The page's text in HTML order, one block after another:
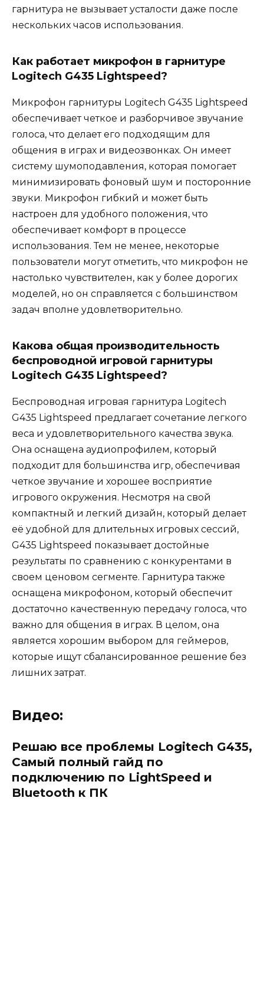
гарнитура не вызывает усталости даже после
нескольких часов использования.
Как работает микрофон в гарнитуре
Logitech G435 Lightspeed?
Микрофон гарнитуры Logitech G435 Lightspeed
обеспечивает четкое и разборчивое звучание
голоса, что делает его подходящим для
общения в играх и видеозвонках. Он имеет
систему шумоподавления, которая помогает
минимизировать фоновый шум и посторонние
звуки. Микрофон гибкий и может быть
настроен для удобного положения, что
обеспечивает комфорт в процессе
использования. Тем не менее, некоторые
пользователи могут отметить, что микрофон не
настолько чувствителен, как у более дорогих
моделей, но он справляется с большинством
задач вполне удовлетворительно.
Какова общая производительность
беспроводной игровой гарнитуры
Logitech G435 Lightspeed?
Беспроводная игровая гарнитура Logitech
G435 Lightspeed предлагает сочетание легкого
веса и удовлетворительного качества звука.
Она оснащена аудиопрофилем, который
подходит для большинства игр, обеспечивая
четкое звучание и хорошее восприятие
игрового окружения. Несмотря на свой
компактный и легкий дизайн, который делает
её удобной для длительных игровых сессий,
G435 Lightspeed показывает достойные
результаты по сравнению с конкурентами в
своем ценовом сегменте. Гарнитура также
оснащена микрофоном, который обеспечит
достаточно качественную передачу голоса, что
важно для общения в играх. В целом, она
является хорошим выбором для геймеров,
которые ищут сбалансированное решение без
лишних затрат.
Видео:
Решаю все проблемы Logitech G435,
Самый полный гайд по
подключению по LightSpeed и
Bluetooth к ПК